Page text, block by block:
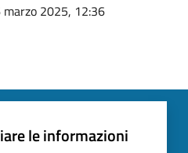
marzo 2025, 12:36
le informazioni